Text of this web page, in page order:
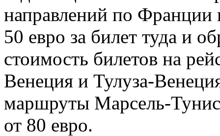
направлений по Франции
50 евро за билет туда и
стоимость билетов на
Венеция и Тулуза-
маршруты Марсель-
от 80 евро.